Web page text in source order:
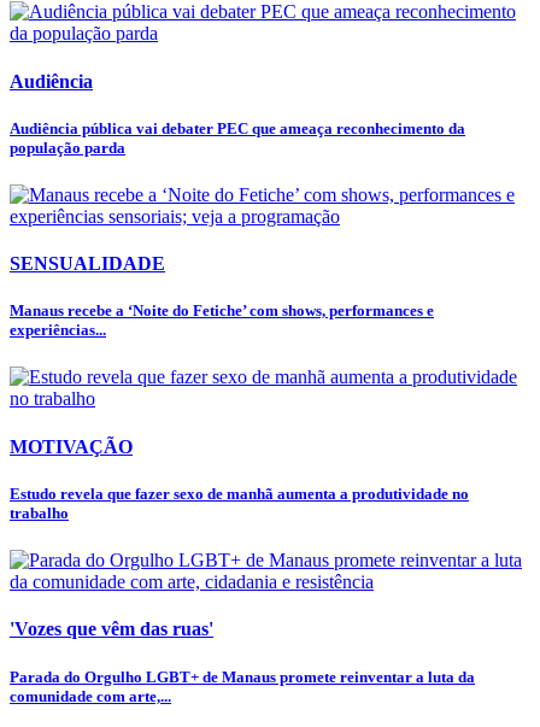
Audiência
Audiência pública vai debater PEC que ameaça reconhecimento da
população parda
SENSUALIDADE
Manaus recebe a ‘Noite do Fetiche’ com shows, performances e
experiências...
MOTIVAÇÃO
Estudo revela que fazer sexo de manhã aumenta a produtividade no
trabalho
'Vozes que vêm das ruas'
Parada do Orgulho LGBT+ de Manaus promete reinventar a luta da
comunidade com arte,...